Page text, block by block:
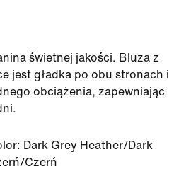
świetnej jakości. Bluza z
jest gładka po obu stronach i
obciążenia, zapewniając
Dark Grey Heather/Dark
Czerń